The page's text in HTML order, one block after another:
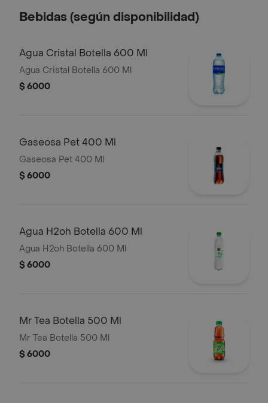
Bebidas (según disponibilidad)
Agua Cristal Botella 600 Ml
Agua Cristal Botella 600 Ml
$ 6000
Gaseosa Pet 400 Ml
Gaseosa Pet 400 Ml
$ 6000
Agua H2oh Botella 600 Ml
Agua H2oh Botella 600 Ml
$ 6000
Mr Tea Botella 500 Ml
Mr Tea Botella 500 Ml
$ 6000